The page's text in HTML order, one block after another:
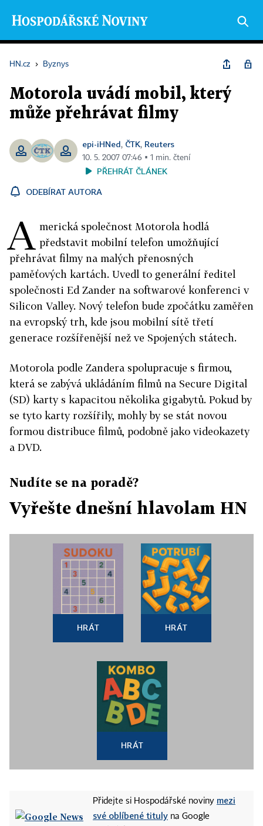
HN.cz › Byznys
Motorola uvádí mobil, který
může přehrávat filmy
epi-iHNed, ČTK, Reuters
10. 5. 2007 07:46 ▪ 1 min. čtení
PŘEHRÁT ČLÁNEK
ODEBÍRAT AUTORA
A merická společnost Motorola hodlá
představit mobilní telefon umožňující
přehrávat filmy na malých přenosných
paměťových kartách. Uvedl to generální ředitel
společnosti Ed Zander na softwarové konferenci v
Silicon Valley. Nový telefon bude zpočátku zaměřen
na evropský trh, kde jsou mobilní sítě třetí
generace rozšířenější než ve Spojených státech.
Motorola podle Zandera spolupracuje s firmou,
která se zabývá ukládáním filmů na Secure Digital
(SD) karty s kapacitou několika gigabytů. Pokud by
se tyto karty rozšířily, mohly by se stát novou
formou distribuce filmů, podobně jako videokazety
a DVD.
Nudíte se na poradě?
Vyřešte dnešní hlavolam HN
HRÁT HRÁT
HRÁT
Přidejte si Hospodářské noviny mezi
své oblíbené tituly na Google